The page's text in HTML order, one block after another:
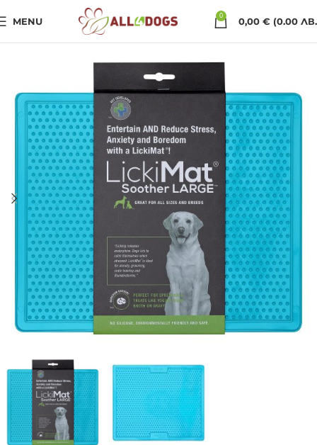
MENU 0 0,00 € (0.00